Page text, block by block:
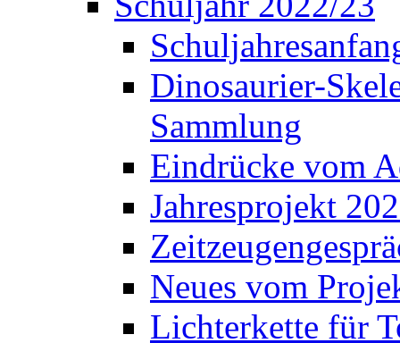
Dinosaurier-
Sammlung
Eindrücke vom
Jahresprojekt
Neues vom
Lichterkette für